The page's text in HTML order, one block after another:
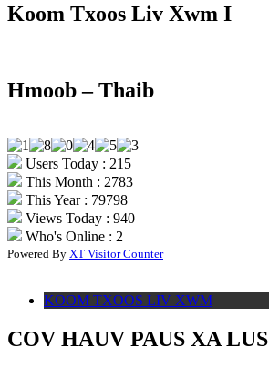
Koom Txoos Liv Xwm I
Hmoob – Thaib
Users Today : 215
This Month : 2783
This Year : 79798
Views Today : 940
Who's Online : 2
Powered By XT Visitor Counter
KOOM TXOOS LIV XWM
COV HAUV PAUS XA LUS